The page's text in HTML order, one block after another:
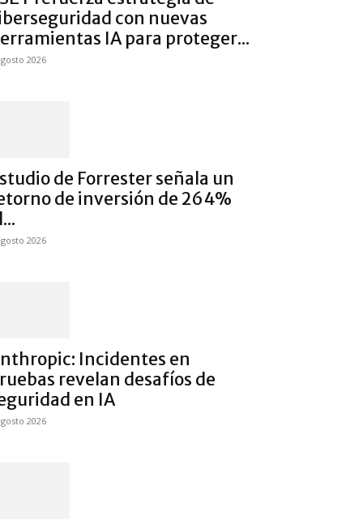
con nuevas
IA para proteger...
2026
de Forrester señala un
de inversión de 264%
2026
Incidentes en
revelan desafíos de
en IA
2026